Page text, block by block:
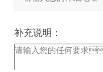
补充说明：